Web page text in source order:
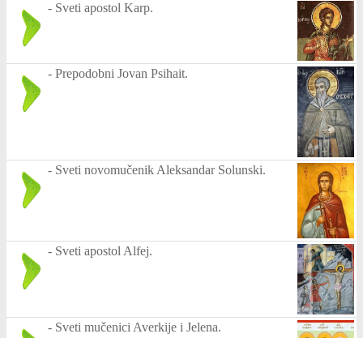
- Sveti apostol Karp.
- Prepodobni Jovan Psihait.
- Sveti novomučenik Aleksandar Solunski.
- Sveti apostol Alfej.
- Sveti mučenici Averkije i Jelena.